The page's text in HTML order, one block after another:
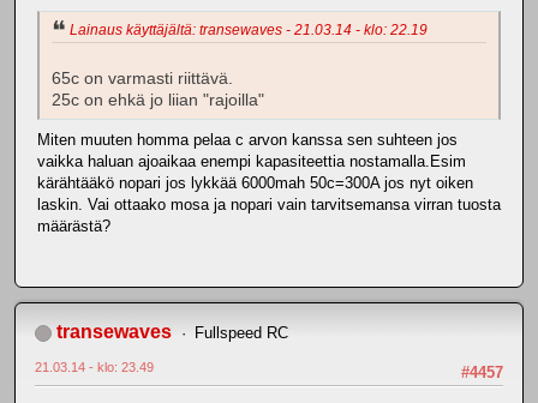
Lainaus käyttäjältä: transewaves - 21.03.14 - klo: 22.19
65c on varmasti riittävä.
25c on ehkä jo liian "rajoilla"
Miten muuten homma pelaa c arvon kanssa sen suhteen jos
vaikka haluan ajoaikaa enempi kapasiteettia nostamalla.Esim
kärähtääkö nopari jos lykkää 6000mah 50c=300A jos nyt oiken
laskin. Vai ottaako mosa ja nopari vain tarvitsemansa virran tuosta
määrästä?
transewaves Fullspeed RC
#4457
21.03.14 - klo: 23.49